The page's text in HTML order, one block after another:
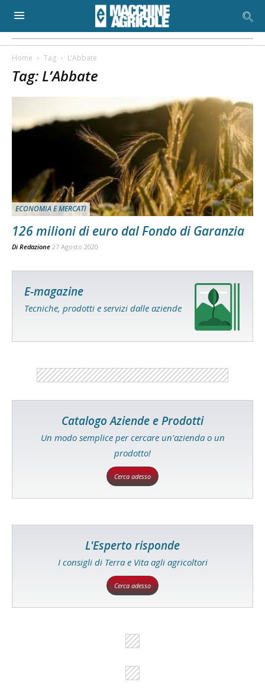
Home Tag L’Abbate
Tag: L’Abbate
ECONOMIA E MERCATI
126 milioni di euro dal Fondo di Garanzia
Di Redazione 27 Agosto 2020
E-magazine
Tecniche, prodotti e servizi dalle aziende
Catalogo Aziende e Prodotti
Un modo semplice per cercare un'azienda o un
prodotto!
Cerca adesso
L'Esperto risponde
I consigli di Terra e Vita agli agricoltori
Cerca adesso